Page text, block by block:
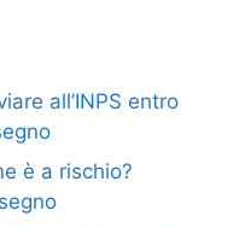
all’INPS entro
è a rischio?